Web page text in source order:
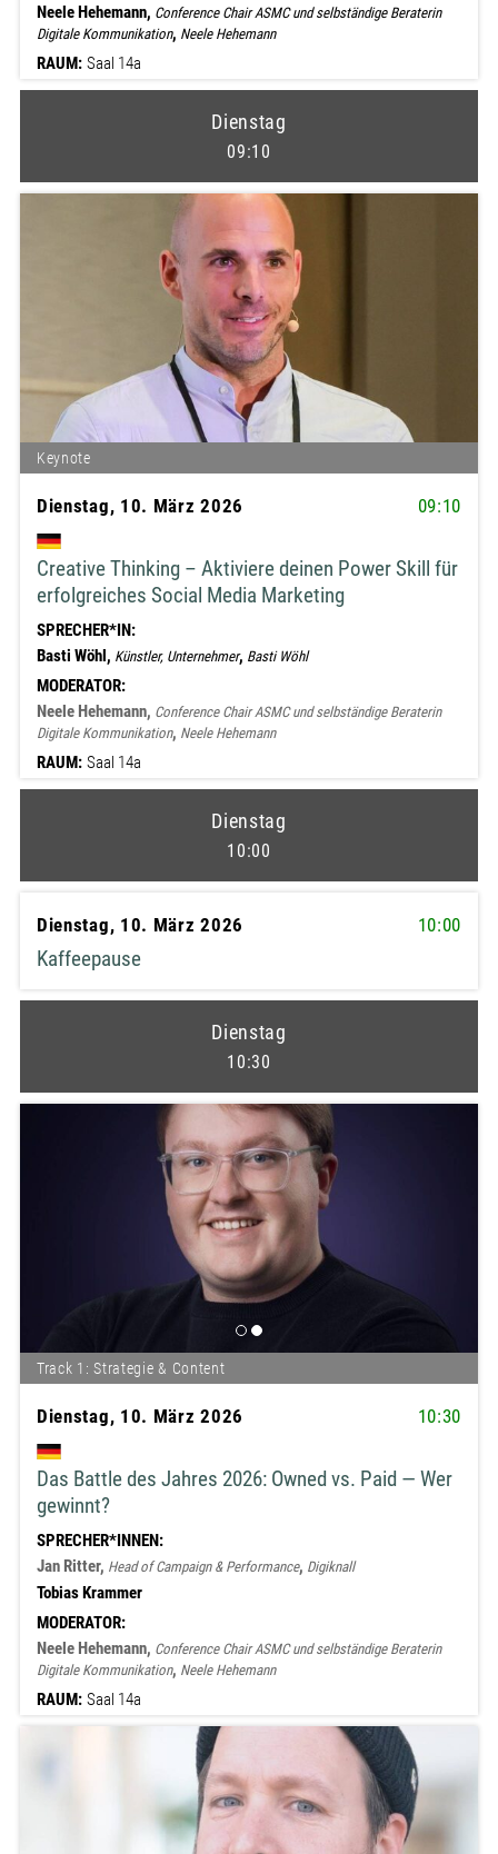
Neele Hehemann, Conference Chair ASMC und selbständige Beraterin
Digitale Kommunikation, Neele Hehemann
RAUM: Saal 14a
Dienstag
09:10
Keynote
Dienstag, 10. März 2026 09:10
Creative Thinking – Aktiviere deinen Power Skill für
erfolgreiches Social Media Marketing
SPRECHER*IN:
Basti Wöhl, Künstler, Unternehmer, Basti Wöhl
MODERATOR:
Neele Hehemann, Conference Chair ASMC und selbständige Beraterin
Digitale Kommunikation, Neele Hehemann
RAUM: Saal 14a
Dienstag
10:00
Dienstag, 10. März 2026 10:00
Kaffeepause
Dienstag
10:30
Track 1: Strategie & Content
Dienstag, 10. März 2026 10:30
Das Battle des Jahres 2026: Owned vs. Paid — Wer
gewinnt?
SPRECHER*INNEN:
Jan Ritter, Head of Campaign & Performance, Digiknall
Tobias Krammer
MODERATOR:
Neele Hehemann, Conference Chair ASMC und selbständige Beraterin
Digitale Kommunikation, Neele Hehemann
RAUM: Saal 14a